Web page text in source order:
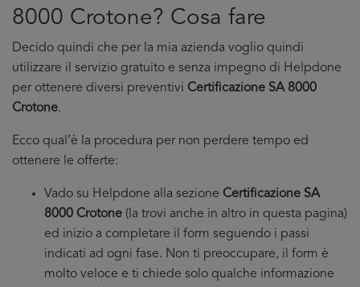
8000 Crotone? Cosa fare
Decido quindi che per la mia azienda voglio quindi
utilizzare il servizio gratuito e senza impegno di Helpdone
per ottenere diversi preventivi Certificazione SA 8000
Crotone.
Ecco qual’è la procedura per non perdere tempo ed
ottenere le offerte:
Vado su Helpdone alla sezione Certificazione SA
8000 Crotone (la trovi anche in altro in questa pagina)
ed inizio a completare il form seguendo i passi
indicati ad ogni fase. Non ti preoccupare, il form è
molto veloce e ti chiede solo qualche informazione